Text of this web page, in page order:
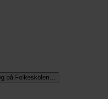
på Folkeskolen…